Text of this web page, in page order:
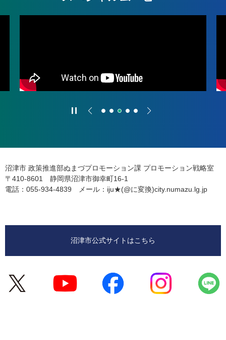
沼津市 政策推進部ぬまづプロモーション課 プロモーション戦略室
〒410-8601 静岡県沼津市御幸町16-1
電話：055-934-4839
メール：iju★(@に変換)city.numazu.lg.jp
沼津市公式サイトはこちら